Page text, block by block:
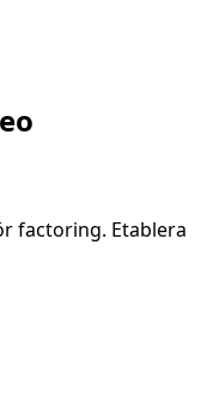
factoring. Etablera